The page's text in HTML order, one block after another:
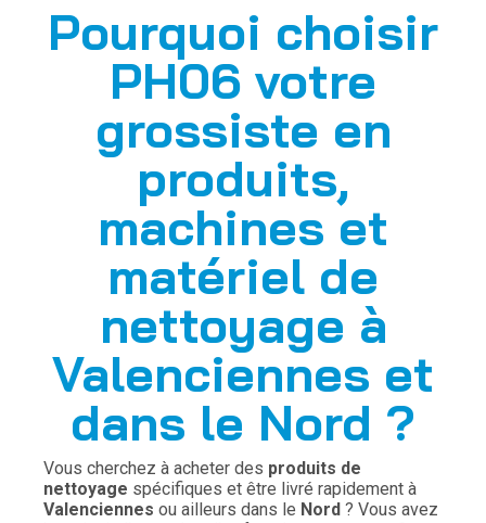
Pourquoi choisir
PH06 votre
grossiste en
produits,
machines et
matériel de
nettoyage à
Valenciennes et
dans le Nord ?
Vous cherchez à acheter des produits de
nettoyage spécifiques et être livré rapidement à
Valenciennes ou ailleurs dans le Nord ? Vous avez